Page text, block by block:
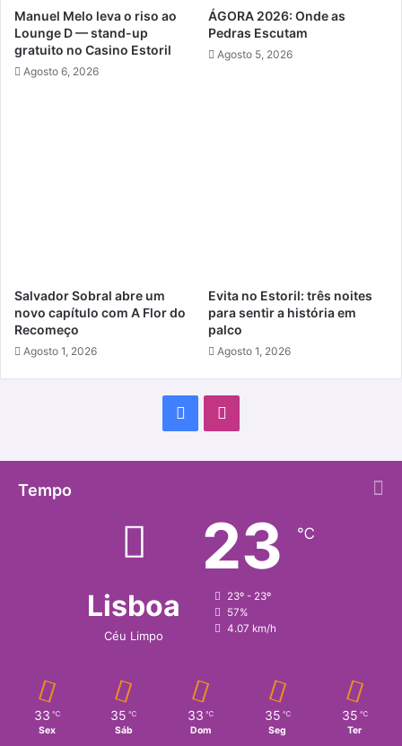
Manuel Melo leva o riso ao
Lounge D — stand-up
gratuito no Casino Estoril
Agosto 6, 2026
ÁGORA 2026: Onde as
Pedras Escutam
Agosto 5, 2026
Salvador Sobral abre um
novo capítulo com A Flor do
Recomeço
Agosto 1, 2026
Evita no Estoril: três noites
para sentir a história em
palco
Agosto 1, 2026
Facebook
Tempo
Lisboa
Céu Limpo
23 ℃
23º - 23º
57%
4.07 km/h
33 ℃
Sex
35 ℃
Sáb
33 ℃
Dom
35 ℃
Seg
35 ℃
Ter